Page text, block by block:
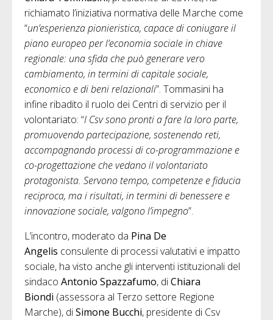
richiamato l’iniziativa normativa delle Marche come
“un’esperienza pionieristica, capace di coniugare il
piano europeo per l’economia sociale in chiave
regionale: una sfida che può generare vero
cambiamento, in termini di capitale sociale,
economico e di beni relazionali”. Tommasini ha
infine ribadito il ruolo dei Centri di servizio per il
volontariato: “I Csv sono pronti a fare la loro parte,
promuovendo partecipazione, sostenendo reti,
accompagnando processi di co-programmazione e
co-progettazione che vedano il volontariato
protagonista. Servono tempo, competenze e fiducia
reciproca, ma i risultati, in termini di benessere e
innovazione sociale, valgono l’impegno”.
L’incontro, moderato da Pina De
Angelis consulente di processi valutativi e impatto
sociale, ha visto anche gli interventi istituzionali del
sindaco Antonio Spazzafumo, diChiara
Biondi (assessora al Terzo settore Regione
Marche), diSimone Bucchi, presidente di Csv